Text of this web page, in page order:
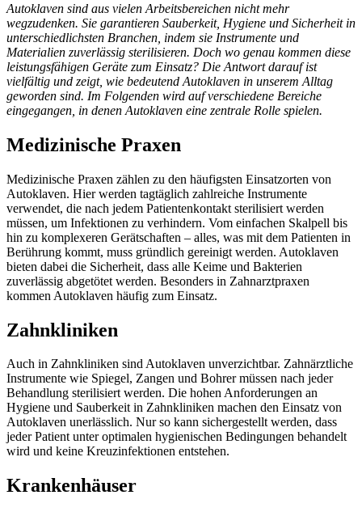
Autoklaven sind aus vielen Arbeitsbereichen nicht mehr
wegzudenken. Sie garantieren Sauberkeit, Hygiene und Sicherheit in
unterschiedlichsten Branchen, indem sie Instrumente und
Materialien zuverlässig sterilisieren. Doch wo genau kommen diese
leistungsfähigen Geräte zum Einsatz? Die Antwort darauf ist
vielfältig und zeigt, wie bedeutend Autoklaven in unserem Alltag
geworden sind. Im Folgenden wird auf verschiedene Bereiche
eingegangen, in denen Autoklaven eine zentrale Rolle spielen.
Medizinische Praxen
Medizinische Praxen zählen zu den häufigsten Einsatzorten von
Autoklaven. Hier werden tagtäglich zahlreiche Instrumente
verwendet, die nach jedem Patientenkontakt sterilisiert werden
müssen, um Infektionen zu verhindern. Vom einfachen Skalpell bis
hin zu komplexeren Gerätschaften – alles, was mit dem Patienten in
Berührung kommt, muss gründlich gereinigt werden. Autoklaven
bieten dabei die Sicherheit, dass alle Keime und Bakterien
zuverlässig abgetötet werden. Besonders in Zahnarztpraxen
kommen Autoklaven häufig zum Einsatz.
Zahnkliniken
Auch in Zahnkliniken sind Autoklaven unverzichtbar. Zahnärztliche
Instrumente wie Spiegel, Zangen und Bohrer müssen nach jeder
Behandlung sterilisiert werden. Die hohen Anforderungen an
Hygiene und Sauberkeit in Zahnkliniken machen den Einsatz von
Autoklaven unerlässlich. Nur so kann sichergestellt werden, dass
jeder Patient unter optimalen hygienischen Bedingungen behandelt
wird und keine Kreuzinfektionen entstehen.
Krankenhäuser